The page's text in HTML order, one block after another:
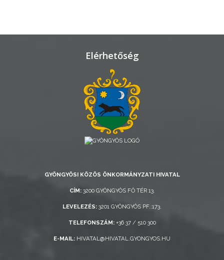
ÖNKORMÁNYZATI
NYOMTATVÁNYOK
TESTÜLETI
GEOTERM-
Elérhetőség
GYÖNGYÖSI KÖZÖS ÖNKORMÁNYZATI HIVATAL
CÍM:3200 GYÖNGYÖS FŐ TÉR 13.
LEVELEZÉS: 3201 GYÖNGYÖS PF.:173.
TELEFONSZÁM:+36 37 / 510 300
E-MAIL: HIVATAL@HIVATAL.GYONGYOS.HU